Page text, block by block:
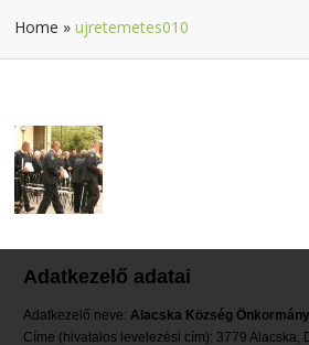
Home »ujretemetes010